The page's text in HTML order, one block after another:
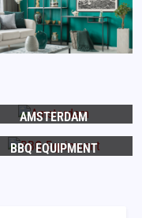
AMSTERDAM
BBQ EQUIPMENT